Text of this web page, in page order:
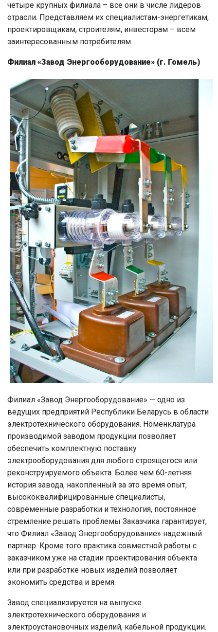
четыре крупных филиала – все они в числе лидеров
отрасли. Представляем их специалистам-энергетикам,
проектировщикам, строителям, инвесторам – всем
заинтересованным потребителям.
Филиал «Завод Энергооборудование» (г. Гомель)
Филиал «Завод Энергооборудование» — одно из
ведущих предприятий Республики Беларусь в области
электротехнического оборудования. Номенклатура
производимой заводом продукции позволяет
обеспечить комплектную поставку
электрооборудования для любого строящегося или
реконструируемого объекта. Более чем 60-летняя
история завода, накопленный за это время опыт,
высококвалифицированные специалисты,
современные разработки и технология, постоянное
стремление решать проблемы Заказчика гарантирует,
что Филиал «Завод Энергооборудование» надежный
партнер. Кроме того практика совместной работы с
заказчиком уже на стадии проектирования объекта
или при разработке новых изделий позволяет
экономить средства и время.
Завод специализируется на выпуске
электротехнического оборудования и
электроустановочных изделий, кабельной продукции.